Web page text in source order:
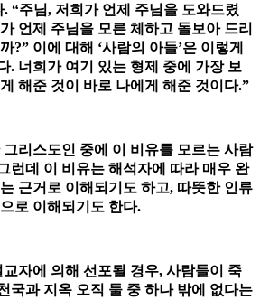
. “주님, 저희가 언제 주님을 도와드렸
언제 주님을 모른 체하고 돌보아 드리
?” 이에 대해 ‘사람의 아들’은 이렇게
. 너희가 여기 있는 형제 중에 가장 보
해준 것이 바로 나에게 해준 것이다.”
리스도인 중에 이 비유를 모르는 사람
런데 이 비유는 해석자에 따라 매우 완
근거로 이해되기도 하고, 따뜻한 인류
로 이해되기도 한다.
자에 의해 선포될 경우, 사람들이 죽
국과 지옥 오직 둘 중 하나 밖에 없다는